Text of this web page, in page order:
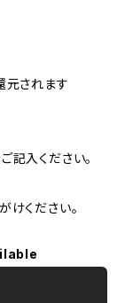
元されます
記入ください。
けください。